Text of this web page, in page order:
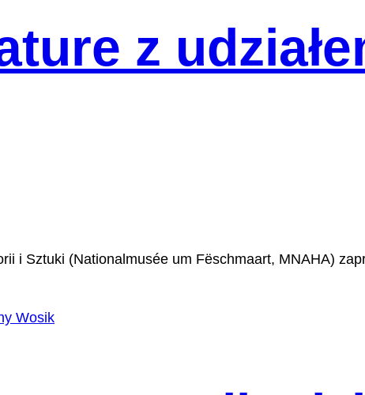
z
i Sztuki (Nationalmusée um Fëschmaart, MNAHA)